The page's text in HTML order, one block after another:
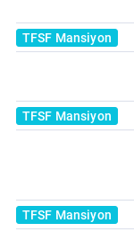
TFSF Mansiyon
TFSF Mansiyon
TFSF Mansiyon